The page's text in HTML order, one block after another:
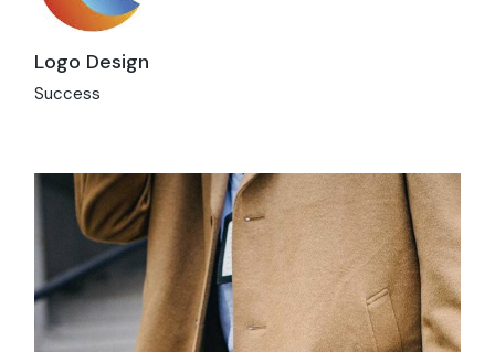
Logo Design
Success